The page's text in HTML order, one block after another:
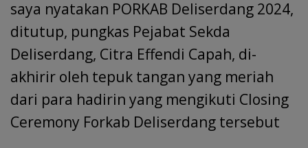
saya nyatakan PORKAB Deliserdang 2024,
ditutup, pungkas Pejabat Sekda
Deliserdang, Citra Effendi Capah, di-
akhirir oleh tepuk tangan yang meriah
dari para hadirin yang mengikuti Closing
Ceremony Forkab Deliserdang tersebut